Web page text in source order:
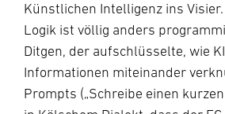
Künstlichen Intelligenz ins
Logik ist völlig anders
Ditgen, der aufschlüsselte, wie
Informationen miteinander
Prompts („Schreibe einen